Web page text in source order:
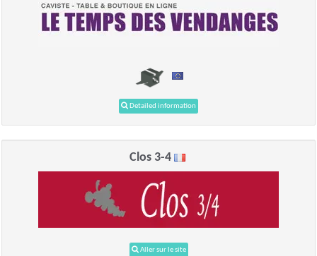
Detailed information
Clos 3-4
Aller sur le site